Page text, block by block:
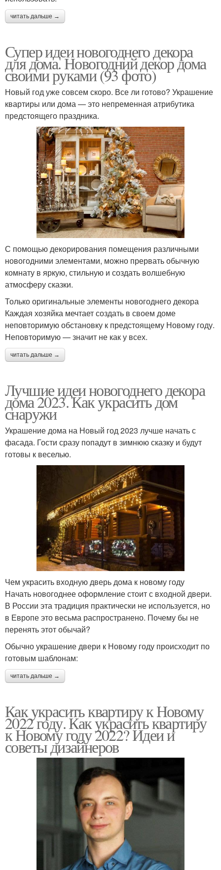
читать дальше →
Супер идеи новогоднего декора
для дома. Новогодний декор дома
своими руками (93 фото)
Новый год уже совсем скоро. Все ли готово? Украшение
квартиры или дома — это непременная атрибутика
предстоящего праздника.
С помощью декорирования помещения различными
новогодними элементами, можно прервать обычную
комнату в яркую, стильную и создать волшебную
атмосферу сказки.
Только оригинальные элементы новогоднего декора
Каждая хозяйка мечтает создать в своем доме
неповторимую обстановку к предстоящему Новому году.
Неповторимую — значит не как у всех.
читать дальше →
Лучшие идеи новогоднего декора
дома 2023. Как украсить дом
снаружи
Украшение дома на Новый год 2023 лучше начать с
фасада. Гости сразу попадут в зимнюю сказку и будут
готовы к веселью.
Чем украсить входную дверь дома к новому году
Начать новогоднее оформление стоит с входной двери.
В России эта традиция практически не используется, но
в Европе это весьма распространено. Почему бы не
перенять этот обычай?
Обычно украшение двери к Новому году происходит по
готовым шаблонам:
читать дальше →
Как украсить квартиру к Новому
2022 году. Как украсить квартиру
к Новому году 2022? Идеи и
советы дизайнеров